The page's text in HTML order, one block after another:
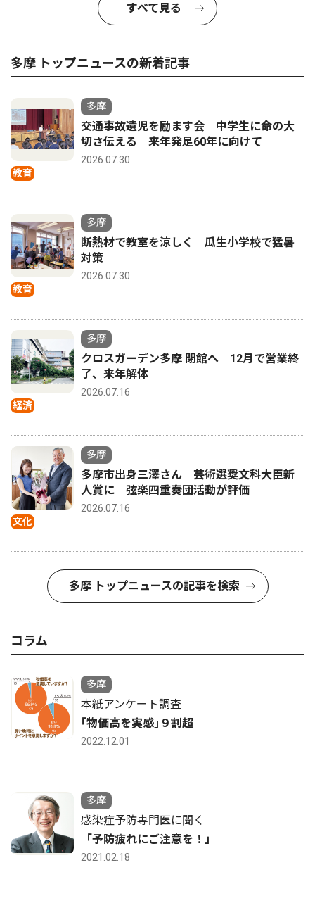
すべて見る
多摩 トップニュースの新着記事
教育
多摩
交通事故遺児を励ます会 中学生に命の大
切さ伝える 来年発足60年に向けて
2026.07.30
教育
多摩
断熱材で教室を涼しく 瓜生小学校で猛暑
対策
2026.07.30
経済
多摩
クロスガーデン多摩 閉館へ 12月で営業終
了、来年解体
2026.07.16
文化
多摩
多摩市出身三澤さん 芸術選奨文科大臣新
人賞に 弦楽四重奏団活動が評価
2026.07.16
多摩 トップニュースの記事を検索
コラム
多摩
本紙アンケート調査
｢物価高を実感｣９割超
2022.12.01
多摩
感染症予防専門医に聞く
「予防疲れにご注意を！」
2021.02.18